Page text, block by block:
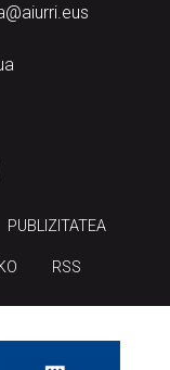
PUBLIZITATEA
RSS